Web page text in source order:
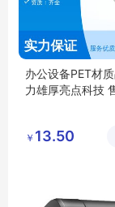
办公设备PET材
力雄厚亮点科技
￥ 13.50